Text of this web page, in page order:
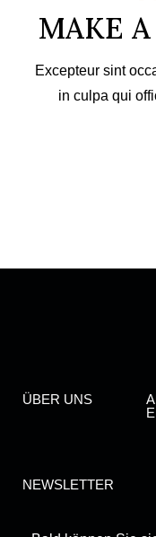
MAKE
Excepteur sint
in culpa qui
ÜBER UNS
NEWSLETTER